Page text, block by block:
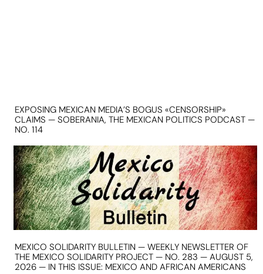
EXPOSING MEXICAN MEDIA’S BOGUS «CENSORSHIP»
CLAIMS — SOBERANIA, THE MEXICAN POLITICS PODCAST —
NO. 114
MEXICO SOLIDARITY BULLETIN — WEEKLY NEWSLETTER OF
THE MEXICO SOLIDARITY PROJECT — NO. 283 — AUGUST 5,
2026 — IN THIS ISSUE: MEXICO AND AFRICAN AMERICANS